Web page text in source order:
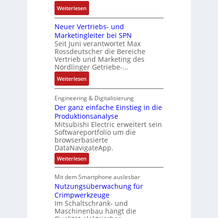
P
o
s
i
t
i
v
e
M
o
m
e
n
t
a
u
f
n
h
m
e
,
t
i
o
n
F
a
b
r
i
k
t
e
m
t
e
c
h
n
k
G
s
c
h
ä
f
t
s
f
ü
h
r
Weiterlesen:
D
a
s
s
a
u
l
t
S
y
s
t
è
m
e
s
:
2
-
E
r
Neuer Vertriebs- und
Marketingleiter bei SPN
Seit Juni verantwortet Max
Rossdeutscher die Bereiche
Vertrieb und Marketing des
Nördlinger Getriebe-…
Weiterlesen:
N
e
u
e
r
V
e
r
t
i
e
b
s
Engineering & Digitalisierung
Der ganz einfache Einstieg in die
Produktionsanalyse
Mitsubishi Electric erweitert sein
Softwareportfolio um die
browserbasierte
DataNavigateApp.
Weiterlesen:
D
r
g
a
n
z
e
Mit dem Smartphone auslesbar
Nutzungsüberwachung für
Crimpwerkzeuge
Im Schaltschrank- und
Maschinenbau hängt die